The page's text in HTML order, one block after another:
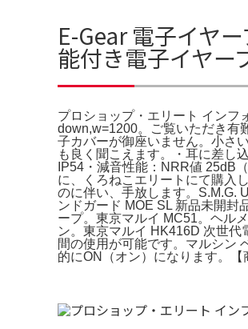
E-Gear 電子イヤ
能付き電子イヤー
プロショップ・エリート インフ
down,w=1200。ご覧いただき有
子カバーが御座いません。小さ
も良く聞こえます。・耳に差し
IP54・減音性能：NRR値 25dB
に、くろねこエリートにて購入
のに伴い、手放します。S.M.G.
ンドガード MOE SL 新品未開
ープ。東京マルイ MC51。ヘル
ン。東京マルイ HK416D 次世
間の使用が可能です。マルシン
的にON（オン）になります。